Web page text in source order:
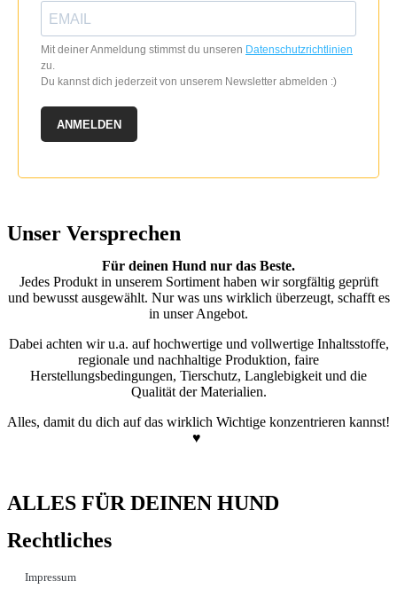
Mit deiner Anmeldung stimmst du unseren Datenschutzrichtlinien
zu.
Du kannst dich jederzeit von unserem Newsletter abmelden :)
ANMELDEN
Unser Versprechen
Für deinen Hund nur das Beste.
Jedes Produkt in unserem Sortiment haben wir sorgfältig geprüft
und bewusst ausgewählt. Nur was uns wirklich überzeugt, schafft es
in unser Angebot.
Dabei achten wir u.a. auf hochwertige und vollwertige Inhaltsstoffe,
regionale und nachhaltige Produktion, faire
Herstellungsbedingungen, Tierschutz, Langlebigkeit und die
Qualität der Materialien.
Alles, damit du dich auf das wirklich Wichtige konzentrieren kannst!
♥
ALLES FÜR DEINEN HUND
Rechtliches
Impressum